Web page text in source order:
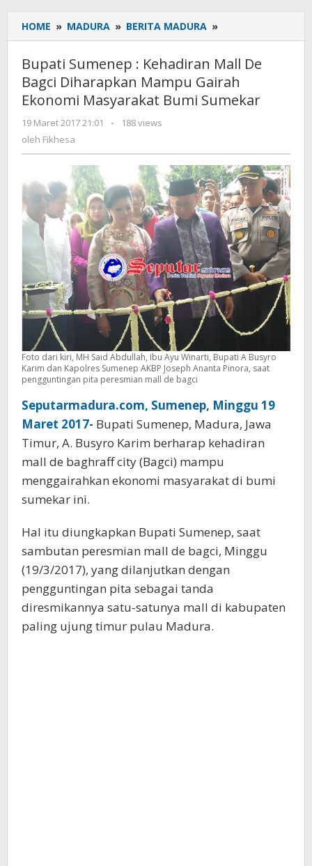
HOME » MADURA » BERITA MADURA »
Sumenep
Kehadiran
Mall
De
Gairah
Ekonomi
Masyarakat
Bumi
Sumekar
Bupati Sumenep : Kehadiran Mall De
Bagci Diharapkan Mampu Gairah
Ekonomi Masyarakat Bumi Sumekar
19 Maret 2017 21:01
oleh
-
188 views
oleh Fikhesa
Foto dari kiri, MH Said Abdullah, Ibu Ayu Winarti, Bupati A Busyro
Karim dan Kapolres Sumenep AKBP Joseph Ananta Pinora, saat
pengguntingan pita peresmian mall de bagci
Seputarmadura.com, Sumenep, Minggu 19
Maret 2017- Bupati Sumenep, Madura, Jawa
Timur, A. Busyro Karim berharap kehadiran
mall de baghraff city (Bagci) mampu
menggairahkan ekonomi masyarakat di bumi
sumekar ini.
Hal itu diungkapkan Bupati Sumenep, saat
sambutan peresmian mall de bagci, Minggu
(19/3/2017), yang dilanjutkan dengan
pengguntingan pita sebagai tanda
diresmikannya satu-satunya mall di kabupaten
paling ujung timur pulau Madura.